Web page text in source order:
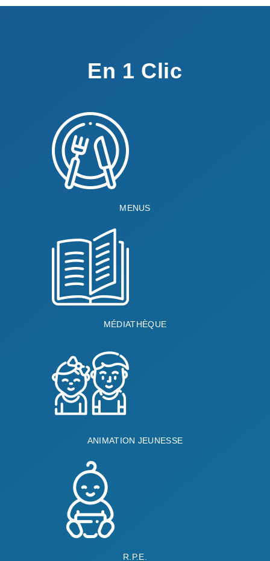
En 1 Clic
MENUS
MÉDIATHÈQUE
ANIMATION JEUNESSE
R.P.E.